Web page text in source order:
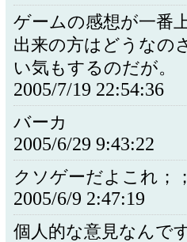
ゲームの感想が一番
出来の方はどうなの
い気もするのだが。
2005/7/19 22:54:36
バーカ
2005/6/29 9:43:22
クソゲーだよこれ；；
2005/6/9 2:47:19
個人的な意見なんで